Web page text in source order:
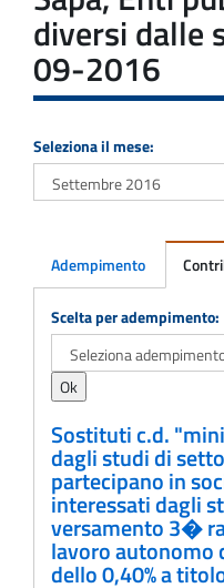
diversi dalle
09-2016
Seleziona il mese:
Adempimento
Adempimento
Scelta per adempimento:
Sostituti c.d.
dagli studi di
partecipano in
interessati dagli
versamento 3�
lavoro autonomo
dello 0,40% a